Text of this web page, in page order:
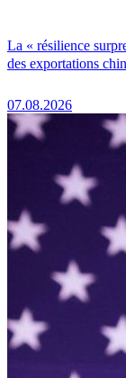
La « résilience
des exportations
07.08.2026